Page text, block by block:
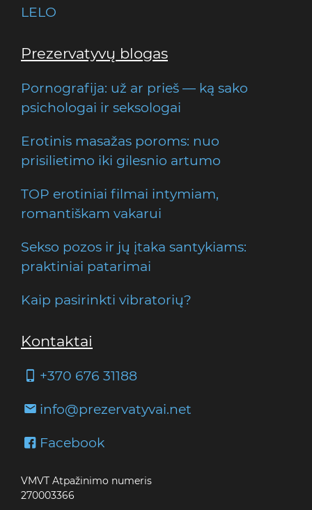
LELO
Prezervatyvų blogas
Pornografija: už ar prieš — ką sako
psichologai ir seksologai
Erotinis masažas poroms: nuo
prisilietimo iki gilesnio artumo
TOP erotiniai filmai intymiam,
romantiškam vakarui
Sekso pozos ir jų įtaka santykiams:
praktiniai patarimai
Kaip pasirinkti vibratorių?
Kontaktai
+370 676 31188
info@prezervatyvai.net
Facebook
VMVT Atpažinimo numeris
270003366